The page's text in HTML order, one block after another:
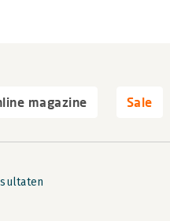
magazine Sale